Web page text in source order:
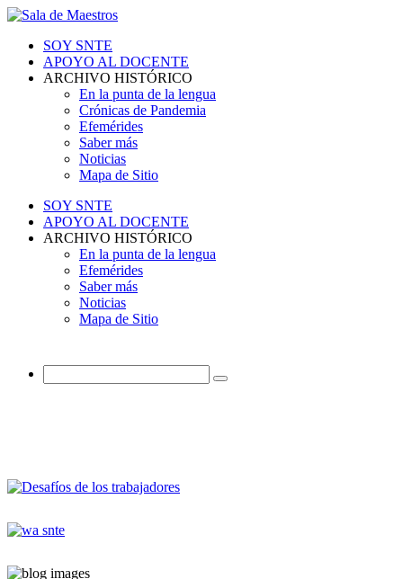
SOY SNTE
APOYO AL DOCENTE
ARCHIVO HISTÓRICO
En la punta de la lengua
Crónicas de Pandemia
Efemérides
Saber más
Noticias
Mapa de Sitio
SOY SNTE
APOYO AL DOCENTE
ARCHIVO HISTÓRICO
En la punta de la lengua
Efemérides
Saber más
Noticias
Mapa de Sitio